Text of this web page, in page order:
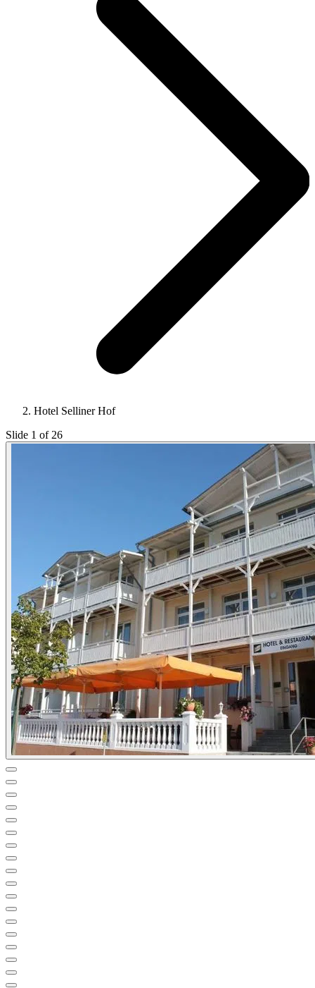
Hotel Selliner Hof
Slide 1 of 26